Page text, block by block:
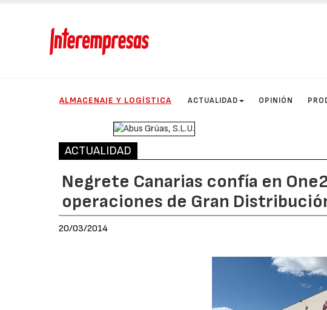
ALMACENAJE Y LOGÍSTICA ACTUALIDAD OPINIÓN
ACTUALIDAD
Negrete Canarias confía en
operaciones de Gran
20/03/2014